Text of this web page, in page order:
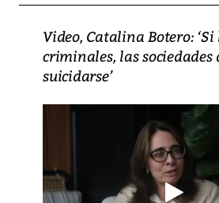
Video, Catalina Botero:
criminales, las sociedades
suicidarse’